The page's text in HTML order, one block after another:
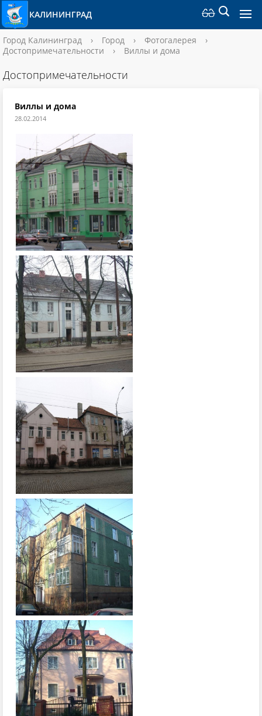
КАЛИНИНГРАД
Город Калининград › Город › Фотогалерея
›
Достопримечательности
› Виллы и дома
Достопримечательности
Виллы и дома
28.02.2014